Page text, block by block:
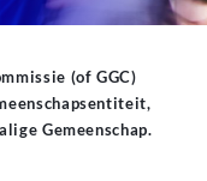
(of GGC)
Gemeenschap.